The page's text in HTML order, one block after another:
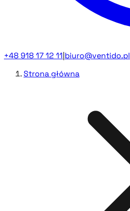
+48 918 17 12 11 biuro@ventido.pl
Strona główna